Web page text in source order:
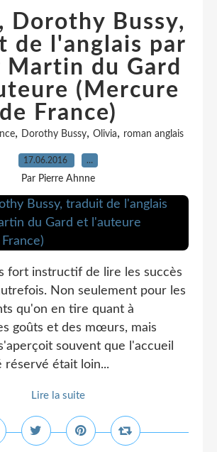
Dorothy Bussy,
de l'anglais par
Martin du Gard
(Mercure
de France)
, Dorothy Bussy, Olivia, roman anglais
17.06.2016 …
Par Pierre Ahnne
fort instructif de lire les succès
Non seulement pour les
qu'on en tire quant à
goûts et des mœurs, mais
souvent que l'accueil
réservé était loin...
Lire la suite